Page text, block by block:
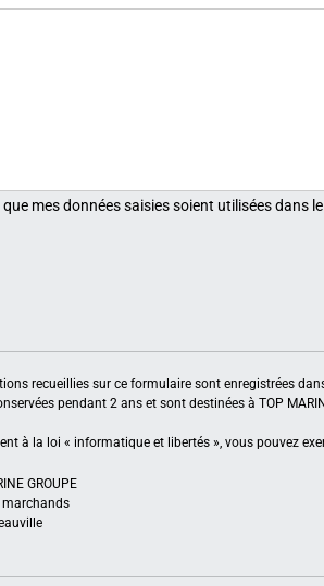
mes données saisies soient utilisées dans
recueillies sur ce formulaire sont enregistrées
pendant 2 ans et sont destinées à TOP
à la loi « informatique et libertés », vous pouvez
GROUPE
marchands